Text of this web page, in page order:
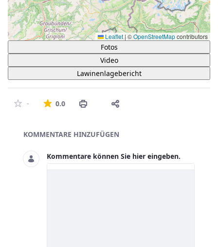
Leaflet | ©OpenStreetMapcontributors
Fotos
Video
Lawinenlagebericht
- 0.0Die durchschnittliche Bewertung ist 0 von 5
Asset-Herausgeber
KOMMENTARE HINZUFÜGEN
Kommentare können Sie hier eingeben.